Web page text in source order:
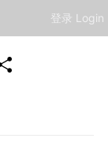
登录 Login